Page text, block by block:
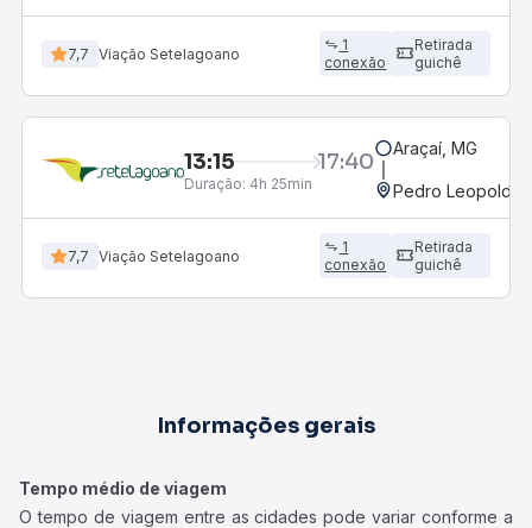
7,7 Viação Setelagoano
1
conexão
Retirada
guichê
13:15 17:40
Duração: 4h 25min
Araçaí, MG
Pedro Leopoldo,
7,7 Viação Setelagoano
1
conexão
Retirada
guichê
Informações gerais
Tempo médio de viagem
O tempo de viagem entre as cidades pode variar conforme a